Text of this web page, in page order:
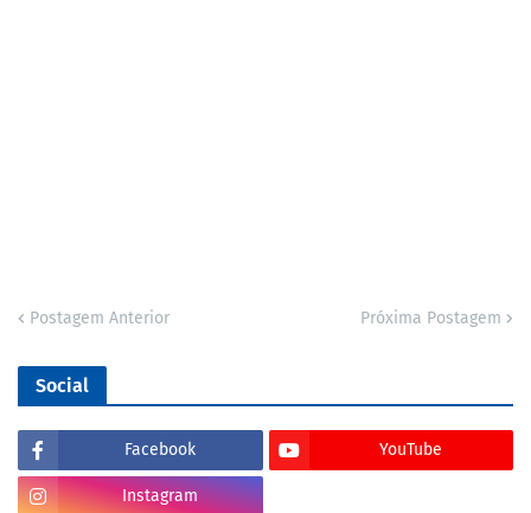
Postagem Anterior Próxima Postagem
Social
Facebook YouTube
Instagram